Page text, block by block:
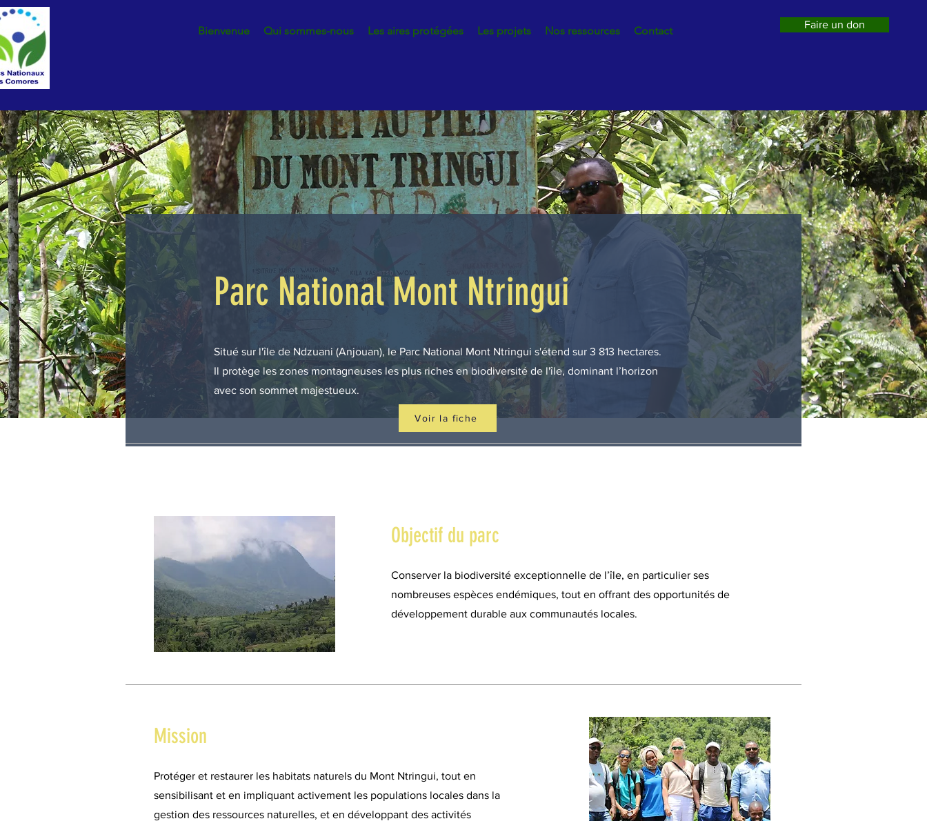
Bienvenue Qui sommes-nous Les aires protégées Les projets Nos ressources Contact Faire un don
Parc National Mont Ntringui
Situé sur l'île de Ndzuani (Anjouan), le Parc National Mont Ntringui s'étend sur 3 813 hectares.
Il protège les zones montagneuses les plus riches en biodiversité de l'île, dominant l’horizon
avec son sommet majestueux.
Voir la fiche
Objectif du parc
Conserver la biodiversité exceptionnelle de l’île, en particulier ses
nombreuses espèces endémiques, tout en offrant des opportunités de
développement durable aux communautés locales.
Mission
Protéger et restaurer les habitats naturels du Mont Ntringui, tout en
sensibilisant et en impliquant activement les populations locales dans la
gestion des ressources naturelles, et en développant des activités